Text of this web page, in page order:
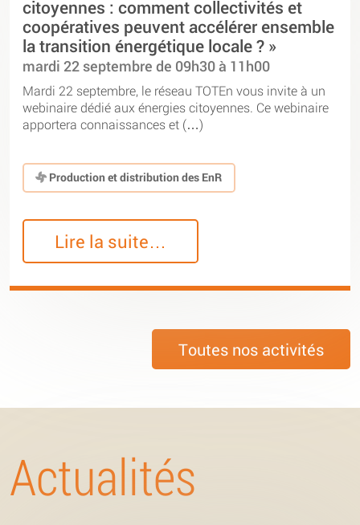
citoyennes : comment collectivités et
coopératives peuvent accélérer ensemble
la transition énergétique locale ? »
mardi 22 septembre de 09h30 à 11h00
Mardi 22 septembre, le réseau TOTEn vous invite à un
webinaire dédié aux énergies citoyennes. Ce webinaire
apportera connaissances et (…)
Production et distribution des EnR
Lire la suite…
Toutes nos activités
Actualités